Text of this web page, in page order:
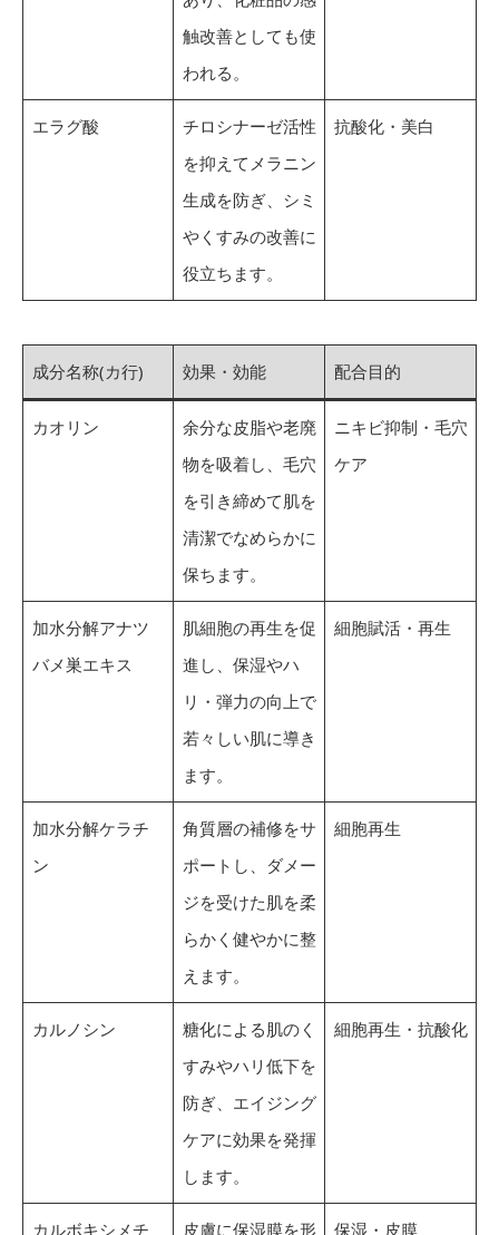
触改善としても使
われる。
エラグ酸
チロシナーゼ活性
を抑えてメラニン
生成を防ぎ、シミ
やくすみの改善に
役立ちます。
抗酸化・美白
成分名称(カ行) 効果・効能 配合目的
カオリン
余分な皮脂や老廃
物を吸着し、毛穴
を引き締めて肌を
清潔でなめらかに
保ちます。
ニキビ抑制・毛穴
ケア
加水分解アナツ
バメ巣エキス
肌細胞の再生を促
進し、保湿やハ
リ・弾力の向上で
若々しい肌に導き
ます。
細胞賦活・再生
加水分解ケラチ
ン
角質層の補修をサ
ポートし、ダメー
ジを受けた肌を柔
らかく健やかに整
えます。
細胞再生
カルノシン
糖化による肌のく
すみやハリ低下を
防ぎ、エイジング
ケアに効果を発揮
します。
細胞再生・抗酸化
カルボキシメチ 皮膚に保湿膜を形 保湿・皮膜